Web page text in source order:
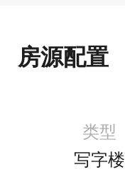
房源配置
类型
写字楼